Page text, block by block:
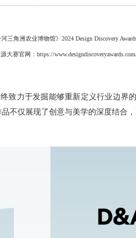
河三角洲农业博物馆》2024 Design Discovery
大赛官网： https://
致力于发掘能够重新定义行业边
不仅展现了创意与美学的深度结合